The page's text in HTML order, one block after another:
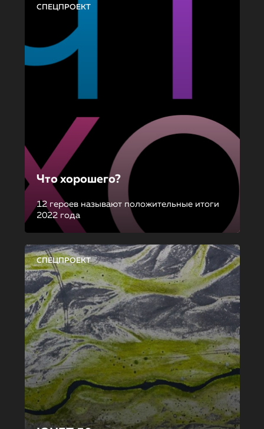
СПЕЦПРОЕКТ
Что хорошего?
12 героев называют положительные итоги
2022 года
СПЕЦПРОЕКТ